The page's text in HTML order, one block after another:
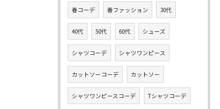
春コーデ 春ファッション 30代
40代 50代 60代 シューズ
シャツコーデ シャツワンピース
カットソーコーデ カットソー
シャツワンピースコーデ Tシャツコーデ